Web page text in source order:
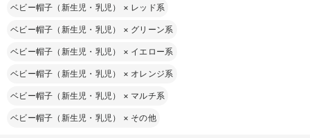
ベビー帽子（新生児・乳児） × レッド系
ベビー帽子（新生児・乳児） × グリーン系
ベビー帽子（新生児・乳児） × イエロー系
ベビー帽子（新生児・乳児） × オレンジ系
ベビー帽子（新生児・乳児） × マルチ系
ベビー帽子（新生児・乳児） × その他